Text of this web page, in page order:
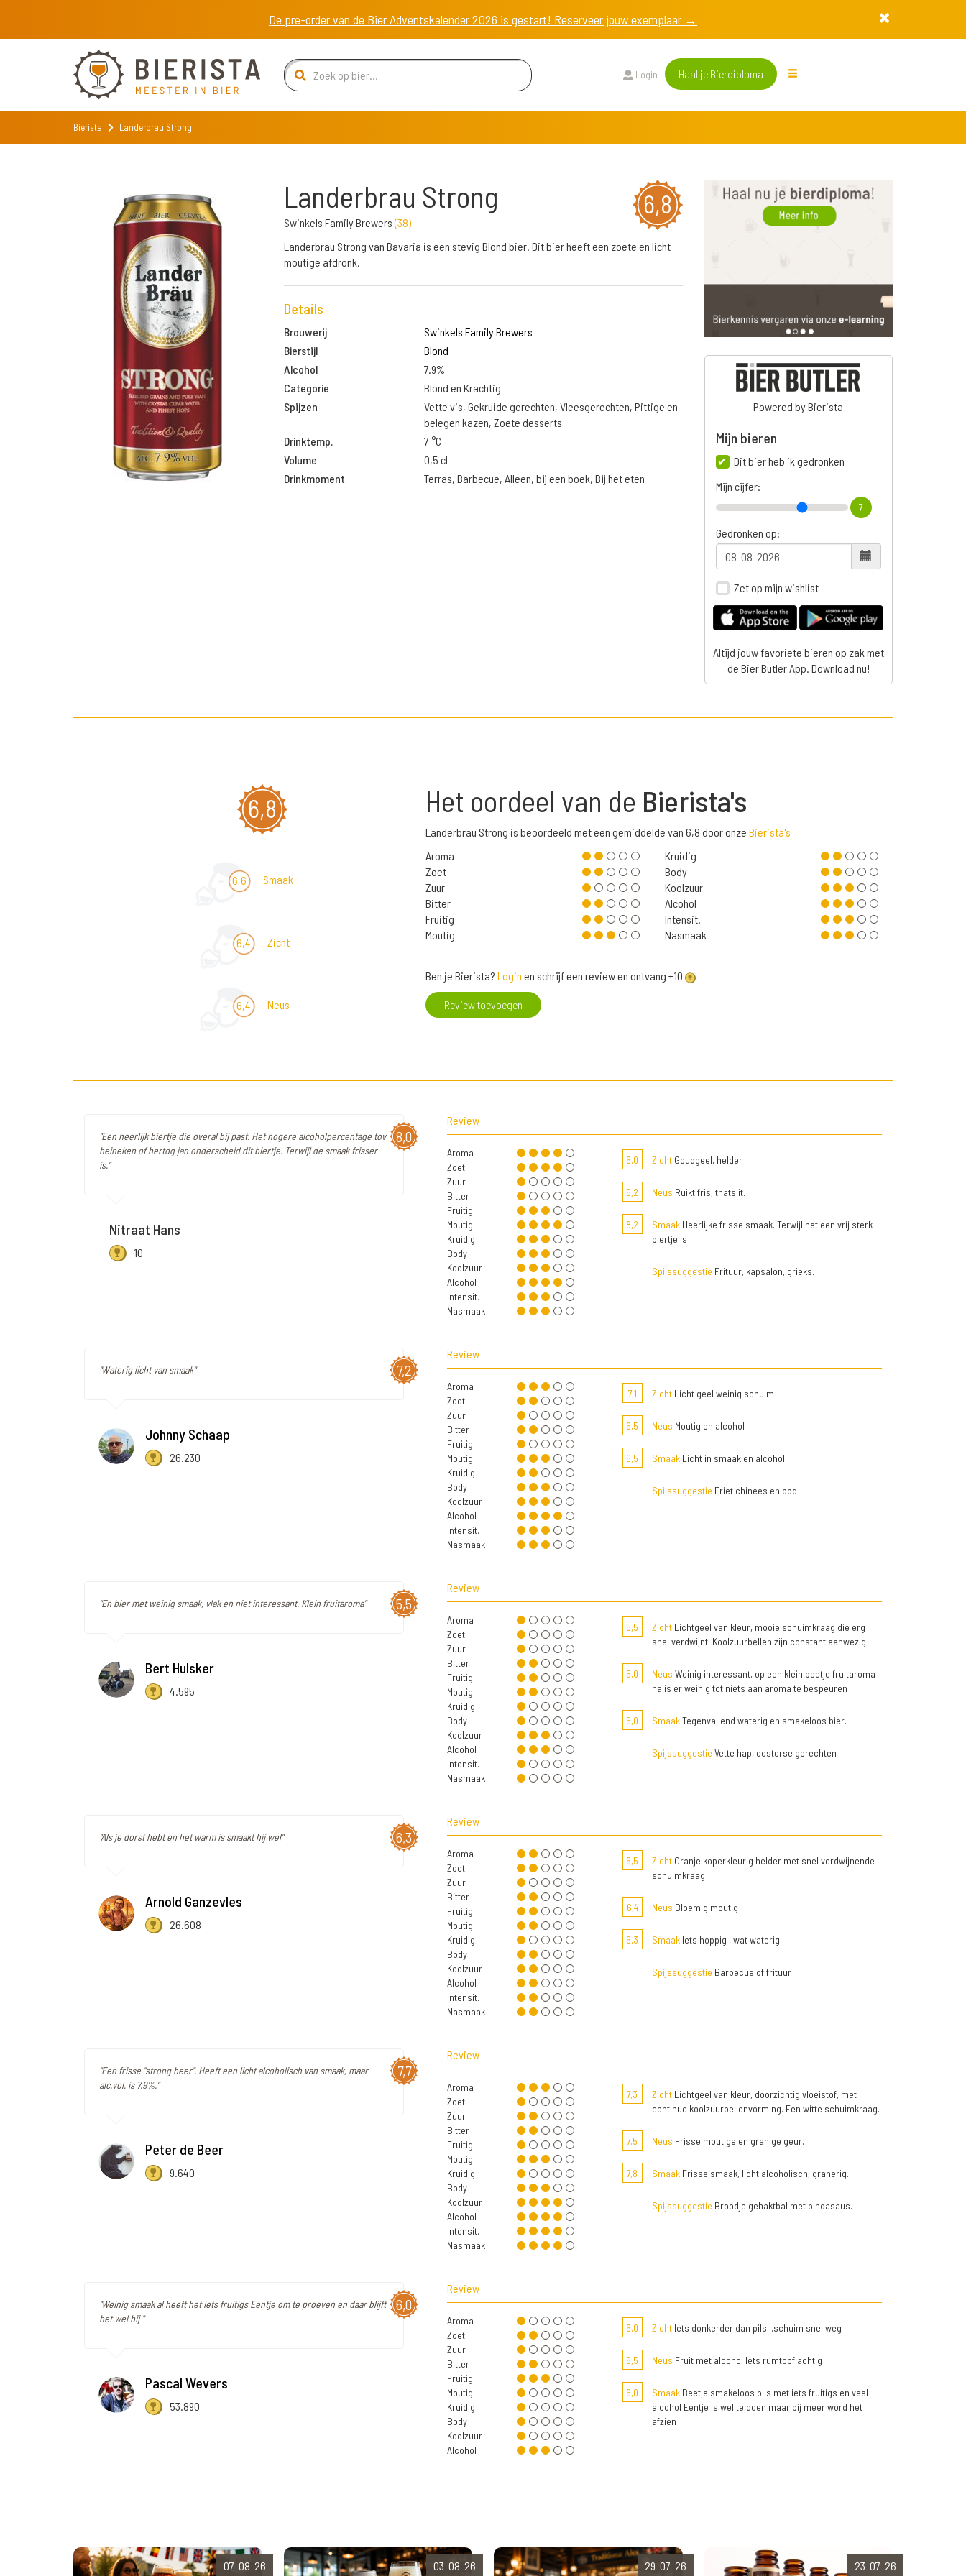
De pre-order van de Bier Adventskalender 2026 is gestart! Reserveer jouw exemplaar →
Login Haal je Bierdiploma
Bierista Landerbrau Strong
6,8
Landerbrau Strong
Swinkels Family Brewers(38)
Landerbrau Strong van Bavaria is een stevig Blond bier. Dit bier heeft een zoete en licht
moutige afdronk.
Details
Brouwerij
Swinkels Family Brewers
Bierstijl
Blond
Alcohol
7.9%
Categorie
Blond en Krachtig
Spijzen
Vette vis, Gekruide gerechten, Vleesgerechten, Pittige en
belegen kazen, Zoete desserts
Drinktemp.
7 °C
Volume
0,5 cl
Drinkmoment
Terras, Barbecue, Alleen, bij een boek, Bij het eten
Powered by Bierista
Mijn bieren
Dit bier heb ik gedronken
Mijn cijfer:
7
Gedronken op:
Zet op mijn wishlist
Altijd jouw favoriete bieren op zak met
de Bier Butler App. Download nu!
6,8
6,6 Smaak
6,4 Zicht
6,4 Neus
Het oordeel van de Bierista's
Landerbrau Strong is beoordeeld met een gemiddelde van 6,8 door onze Bierista's
Aroma
Zoet
Zuur
Bitter
Fruitig
Moutig
Kruidig
Body
Koolzuur
Alcohol
Intensit.
Nasmaak
Ben je Bierista? Login en schrijf een review en ontvang +10
Review toevoegen
8,0
"Een heerlijk biertje die overal bij past. Het hogere alcoholpercentage tov
heineken of hertog jan onderscheid dit biertje. Terwijl de smaak frisser
is."
Nitraat Hans
10
Review
Aroma
Zoet
Zuur
Bitter
Fruitig
Moutig
Kruidig
Body
Koolzuur
Alcohol
Intensit.
Nasmaak
6,0 ZichtGoudgeel, helder
6,2 Neus Ruikt fris, thats it.
8,2 SmaakHeerlijke frisse smaak. Terwijl het een vrij sterk
biertje is
Spijssuggestie Frituur, kapsalon, grieks.
7,2
"Waterig licht van smaak"
Johnny Schaap
26.230
Review
Aroma
Zoet
Zuur
Bitter
Fruitig
Moutig
Kruidig
Body
Koolzuur
Alcohol
Intensit.
Nasmaak
7,1 ZichtLicht geel weinig schuim
6,5 Neus Moutig en alcohol
6,5 SmaakLicht in smaak en alcohol
Spijssuggestie Friet chinees en bbq
5,5
"En bier met weinig smaak, vlak en niet interessant. Klein fruitaroma"
Bert Hulsker
4.595
Review
Aroma
Zoet
Zuur
Bitter
Fruitig
Moutig
Kruidig
Body
Koolzuur
Alcohol
Intensit.
Nasmaak
5,5 ZichtLichtgeel van kleur, mooie schuimkraag die erg
snel verdwijnt. Koolzuurbellen zijn constant aanwezig
5,0 Neus Weinig interessant, op een klein beetje fruitaroma
na is er weinig tot niets aan aroma te bespeuren
5,0 SmaakTegenvallend waterig en smakeloos bier.
Spijssuggestie Vette hap, oosterse gerechten
6,3
"Als je dorst hebt en het warm is smaakt hij wel"
Arnold Ganzevles
26.608
Review
Aroma
Zoet
Zuur
Bitter
Fruitig
Moutig
Kruidig
Body
Koolzuur
Alcohol
Intensit.
Nasmaak
6,5 ZichtOranje koperkleurig helder met snel verdwijnende
schuimkraag
6,4 Neus Bloemig moutig
6,3 SmaakIets hoppig , wat waterig
Spijssuggestie Barbecue of frituur
7,7
"Een frisse "strong beer". Heeft een licht alcoholisch van smaak, maar
alc.vol. is 7,9%."
Peter de Beer
9.640
Review
Aroma
Zoet
Zuur
Bitter
Fruitig
Moutig
Kruidig
Body
Koolzuur
Alcohol
Intensit.
Nasmaak
7,3 ZichtLichtgeel van kleur, doorzichtig vloeistof, met
continue koolzuurbellenvorming. Een witte schuimkraag.
7,5 Neus Frisse moutige en granige geur.
7,8 SmaakFrisse smaak, licht alcoholisch, granerig.
Spijssuggestie Broodje gehaktbal met pindasaus.
6,0
"Weinig smaak al heeft het iets fruitigs Eentje om te proeven en daar blijft
het wel bij "
Pascal Wevers
53.890
Review
Aroma
Zoet
Zuur
Bitter
Fruitig
Moutig
Kruidig
Body
Koolzuur
Alcohol
6,0 ZichtIets donkerder dan pils...schuim snel weg
6,5 Neus Fruit met alcohol Iets rumtopf achtig
6,0 SmaakBeetje smakeloos pils met iets fruitigs en veel
alcohol Eentje is wel te doen maar bij meer word het
afzien
07-08-26 03-08-26 29-07-26 23-07-26